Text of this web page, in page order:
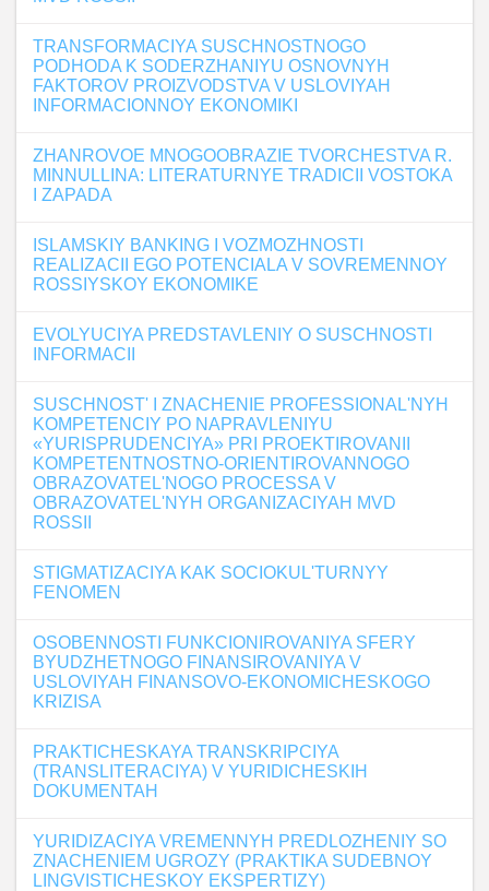
TRANSFORMACIYA SUSCHNOSTNOGO
PODHODA K SODERZHANIYU OSNOVNYH
FAKTOROV PROIZVODSTVA V USLOVIYAH
INFORMACIONNOY EKONOMIKI
ZHANROVOE MNOGOOBRAZIE TVORCHESTVA R.
MINNULLINA: LITERATURNYE TRADICII VOSTOKA
I ZAPADA
ISLAMSKIY BANKING I VOZMOZHNOSTI
REALIZACII EGO POTENCIALA V SOVREMENNOY
ROSSIYSKOY EKONOMIKE
EVOLYUCIYA PREDSTAVLENIY O SUSCHNOSTI
INFORMACII
SUSCHNOST' I ZNACHENIE PROFESSIONAL'NYH
KOMPETENCIY PO NAPRAVLENIYU
«YURISPRUDENCIYA» PRI PROEKTIROVANII
KOMPETENTNOSTNO-ORIENTIROVANNOGO
OBRAZOVATEL'NOGO PROCESSA V
OBRAZOVATEL'NYH ORGANIZACIYAH MVD
ROSSII
STIGMATIZACIYA KAK SOCIOKUL'TURNYY
FENOMEN
OSOBENNOSTI FUNKCIONIROVANIYA SFERY
BYUDZHETNOGO FINANSIROVANIYA V
USLOVIYAH FINANSOVO-EKONOMICHESKOGO
KRIZISA
PRAKTICHESKAYA TRANSKRIPCIYA
(TRANSLITERACIYA) V YURIDICHESKIH
DOKUMENTAH
YURIDIZACIYA VREMENNYH PREDLOZHENIY SO
ZNACHENIEM UGROZY (PRAKTIKA SUDEBNOY
LINGVISTICHESKOY EKSPERTIZY)